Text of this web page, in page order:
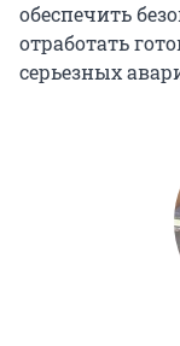
обеспечить
отработать
серьезных